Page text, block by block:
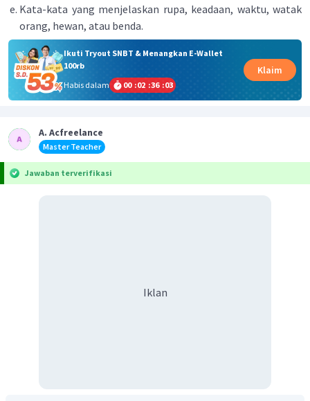
Kata-kata yang menjelaskan rupa, keadaan, waktu, watak
orang, hewan, atau benda.
Ikuti Tryout SNBT & Menangkan E-Wallet
100rb
Habis dalam
00 :02 :36 :03
Klaim
A. Acfreelance
Master Teacher
Jawaban terverifikasi
Iklan